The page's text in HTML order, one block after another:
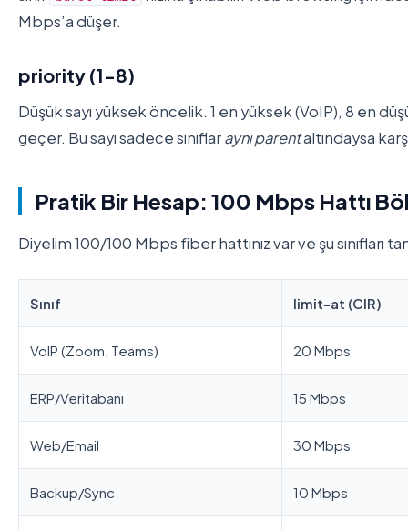
Mbps’a düşer.
priority (1-8)
Düşük sayı yüksek öncelik. 1 en yüksek (VoIP), 8 en
geçer. Bu sayı sadece sınıflaraynı parentaltındaysa
Pratik Bir Hesap: 100 Mbps Hattı
Diyelim 100/100 Mbps fiber hattınız var ve şu sınıfları
Sınıf limit-at (CIR)
VoIP (Zoom, Teams) 20 Mbps
ERP/Veritabanı 15 Mbps
Web/Email 30 Mbps
Backup/Sync 10 Mbps